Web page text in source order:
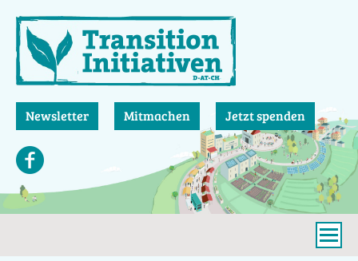
zum
Inhalt
Newsletter Mitmachen Jetzt spenden